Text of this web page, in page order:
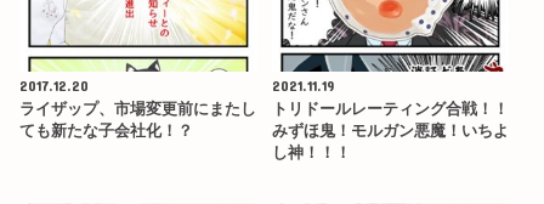
2017.12.20
ライザップ、市場変更前にまたし
ても新たな子会社化！？
2021.11.19
トリドールレーティング合戦！！
みずほ鬼！モルガン悪魔！いちよ
し神！！！